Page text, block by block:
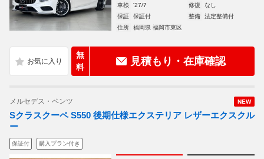
車検
'27/7 修復
なし
保証
保証付 整備
法定整備付
住所
福岡県 福岡市東区
無
料
見積もり・在庫確認
NEW
メルセデス・ベンツ
Sクラスクーペ S550 後期仕様エクステリア レザーエクスクル
ー
保証付 購入プラン付き